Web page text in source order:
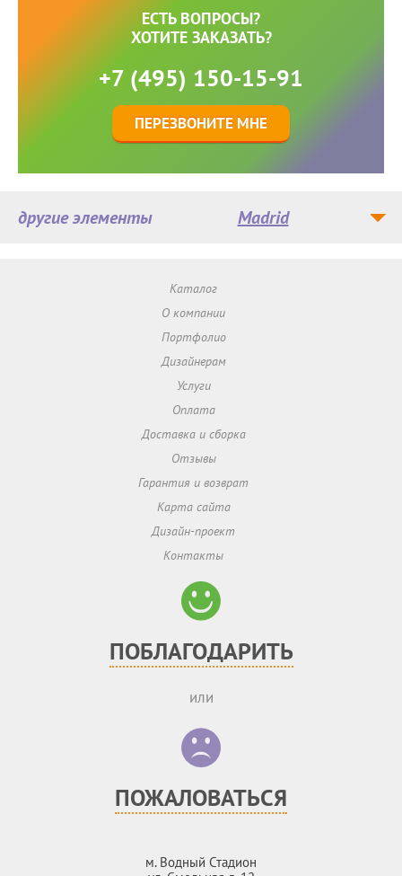
ЕСТЬ ВОПРОСЫ?
ХОТИТЕ ЗАКАЗАТЬ?
+7 (495) 150-15-91
ПЕРЕЗВОНИТЕ МНЕ
другие элементы Madrid
Каталог
О компании
Портфолио
Дизайнерам
Услуги
Оплата
Доставка и сборка
Отзывы
Гарантия и возврат
Карта сайта
Дизайн-проект
Контакты
ПОБЛАГОДАРИТЬ
или
ПОЖАЛОВАТЬСЯ
м. Водный Стадион